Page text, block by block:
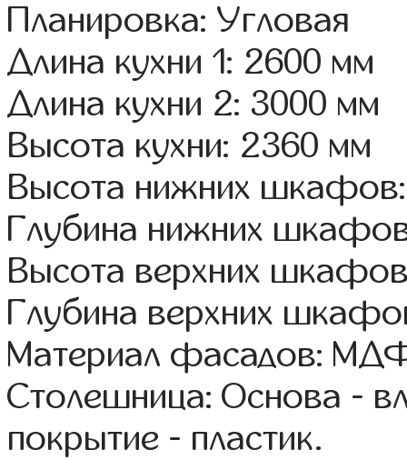
Планировка: Угловая
Длина кухни 1: 2600 мм
Длина кухни 2: 3000 мм
Высота кухни: 2360 мм
Высота нижних
Глубина нижних
Высота верхних
Глубина верхних
Материал фасадов:
Столешница: Основа -
покрытие - пластик.